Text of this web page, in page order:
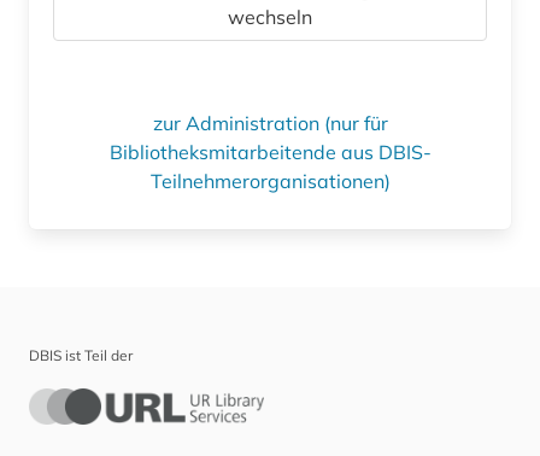
wechseln
zur Administration (nur für
Bibliotheksmitarbeitende aus DBIS-
Teilnehmerorganisationen)
DBIS ist Teil der